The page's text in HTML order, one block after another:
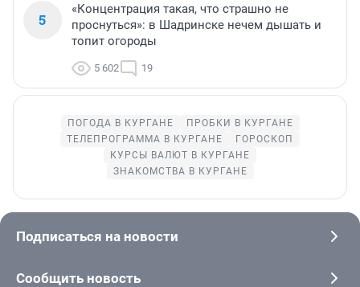
5
«Концентрация такая, что страшно не
проснуться»: в Шадринске нечем дышать и
топит огороды
5 602 19
ПОГОДА В КУРГАНЕ
ПРОБКИ В КУРГАНЕ
ТЕЛЕПРОГРАММА В КУРГАНЕ
ГОРОСКОП
КУРСЫ ВАЛЮТ В КУРГАНЕ
ЗНАКОМСТВА В КУРГАНЕ
Подписаться на новости
Сообщить новость